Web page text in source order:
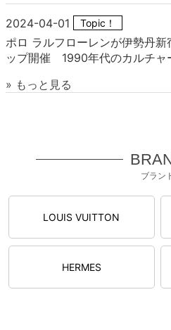
2024-04-01 Topic！
ポロ ラルフローレンが伊勢丹
ップ開催 1990年代のカルチャ
» もっと見る
ブラン
LOUIS VUITTON
HERMES